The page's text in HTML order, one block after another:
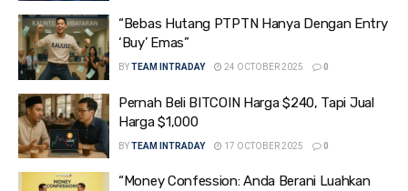
“Bebas Hutang PTPTN Hanya Dengan Entry
‘Buy’ Emas”
BYTEAM INTRADAY 24 OCTOBER 2025 0
Pernah Beli BITCOIN Harga $240, Tapi Jual
Harga $1,000
BYTEAM INTRADAY 17 OCTOBER 2025 0
“Money Confession: Anda Berani Luahkan